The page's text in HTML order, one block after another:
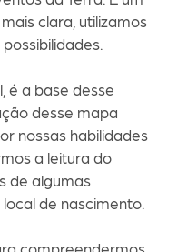
clara, utilizamos
é a base desse
desse mapa
nossas habilidades
a leitura do
de algumas
de nascimento.